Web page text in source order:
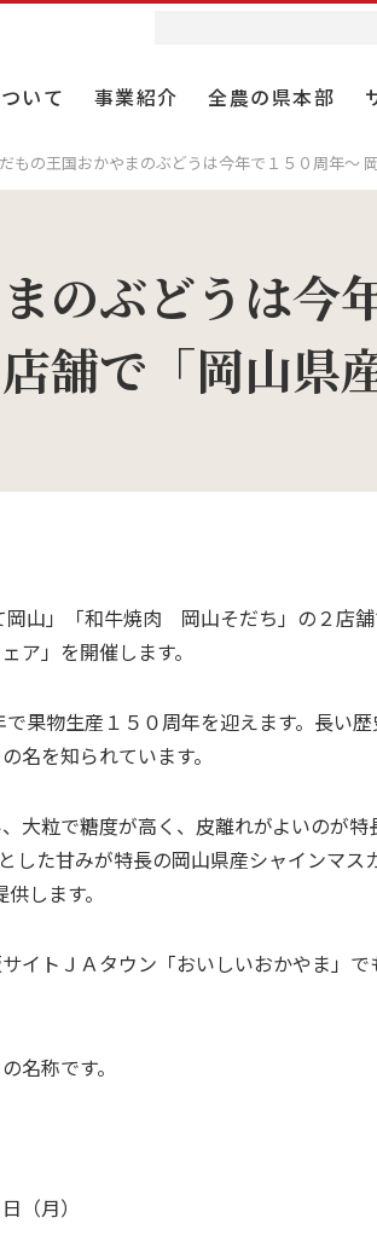
いて
協同組合と
来へ紡ぐ 全農の役割
役員
事業紹介
耕種総合
肥料事業
装資材事業 施設農住
全農の県本部
組織とガバ
クリー 食と農の
ビ スペシャ
事業紹介動画
第２新卒
究
もの王国おかやまのぶどうは今年で１５０周年～
のぶどうは今
舗で「岡山県
山」「和牛焼肉 岡山そだち」の２店
ア」を開催します。
果物生産１５０周年を迎えます。長い
名を知られています。
大粒で糖度が高く、皮離れがよいのが特
した甘みが特長の岡山県産シャインマス
します。
トＪＡタウン「おいしいおかやま」で
名称です。
（月）